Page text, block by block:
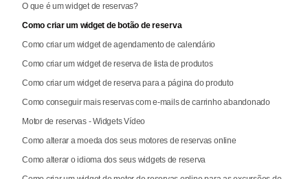
O que é um widget de reservas?
Como criar um widget de botão de reserva
Como criar um widget de agendamento de calendário
Como criar um widget de reserva de lista de produtos
Como criar um widget de reserva para a página do produto
Como conseguir mais reservas com e-mails de carrinho abandonado
Motor de reservas - Widgets Vídeo
Como alterar a moeda dos seus motores de reservas online
Como alterar o idioma dos seus widgets de reserva